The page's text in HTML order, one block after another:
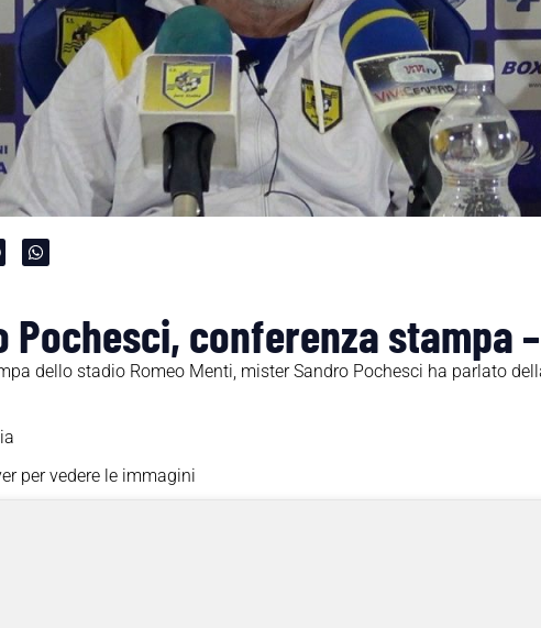
Pochesci, conferenza stampa
dello stadio Romeo Menti, mister Sandro Pochesci ha parlato
per vedere le immagini